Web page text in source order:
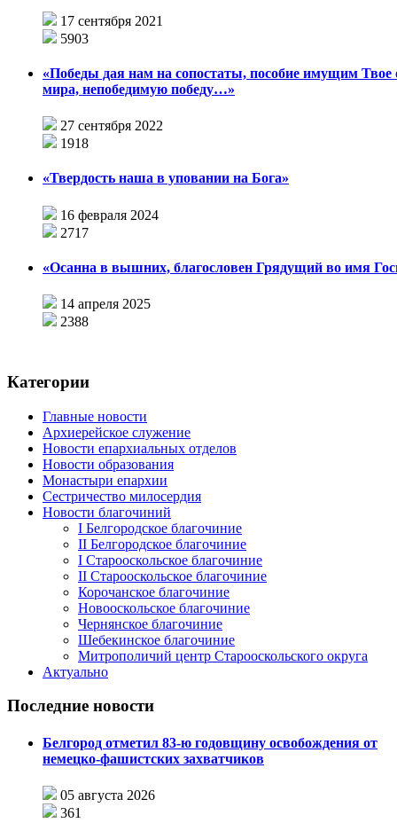
17 сентября 2021
5903
«Победы дая нам на сопостаты, пособие имущим Твое
мира, непобедимую победу…»
27 сентября 2022
1918
«Твердость наша в уповании на Бога»
16 февраля 2024
2717
«Осанна в вышних, благословен Грядущий во имя
14 апреля 2025
2388
Категории
Главные новости
Архиерейское служение
Новости епархиальных отделов
Новости образования
Монастыри епархии
Сестричество милосердия
Новости благочиний
I Белгородское благочиние
II Белгородское благочиние
I Старооскольское благочиние
II Старооскольское благочиние
Корочанское благочиние
Новооскольское благочиние
Чернянское благочиние
Шебекинское благочиние
Митрополичий центр Старооскольского округа
Актуально
Последние новости
Белгород отметил 83-ю годовщину освобождения от
немецко-фашистских захватчиков
05 августа 2026
361